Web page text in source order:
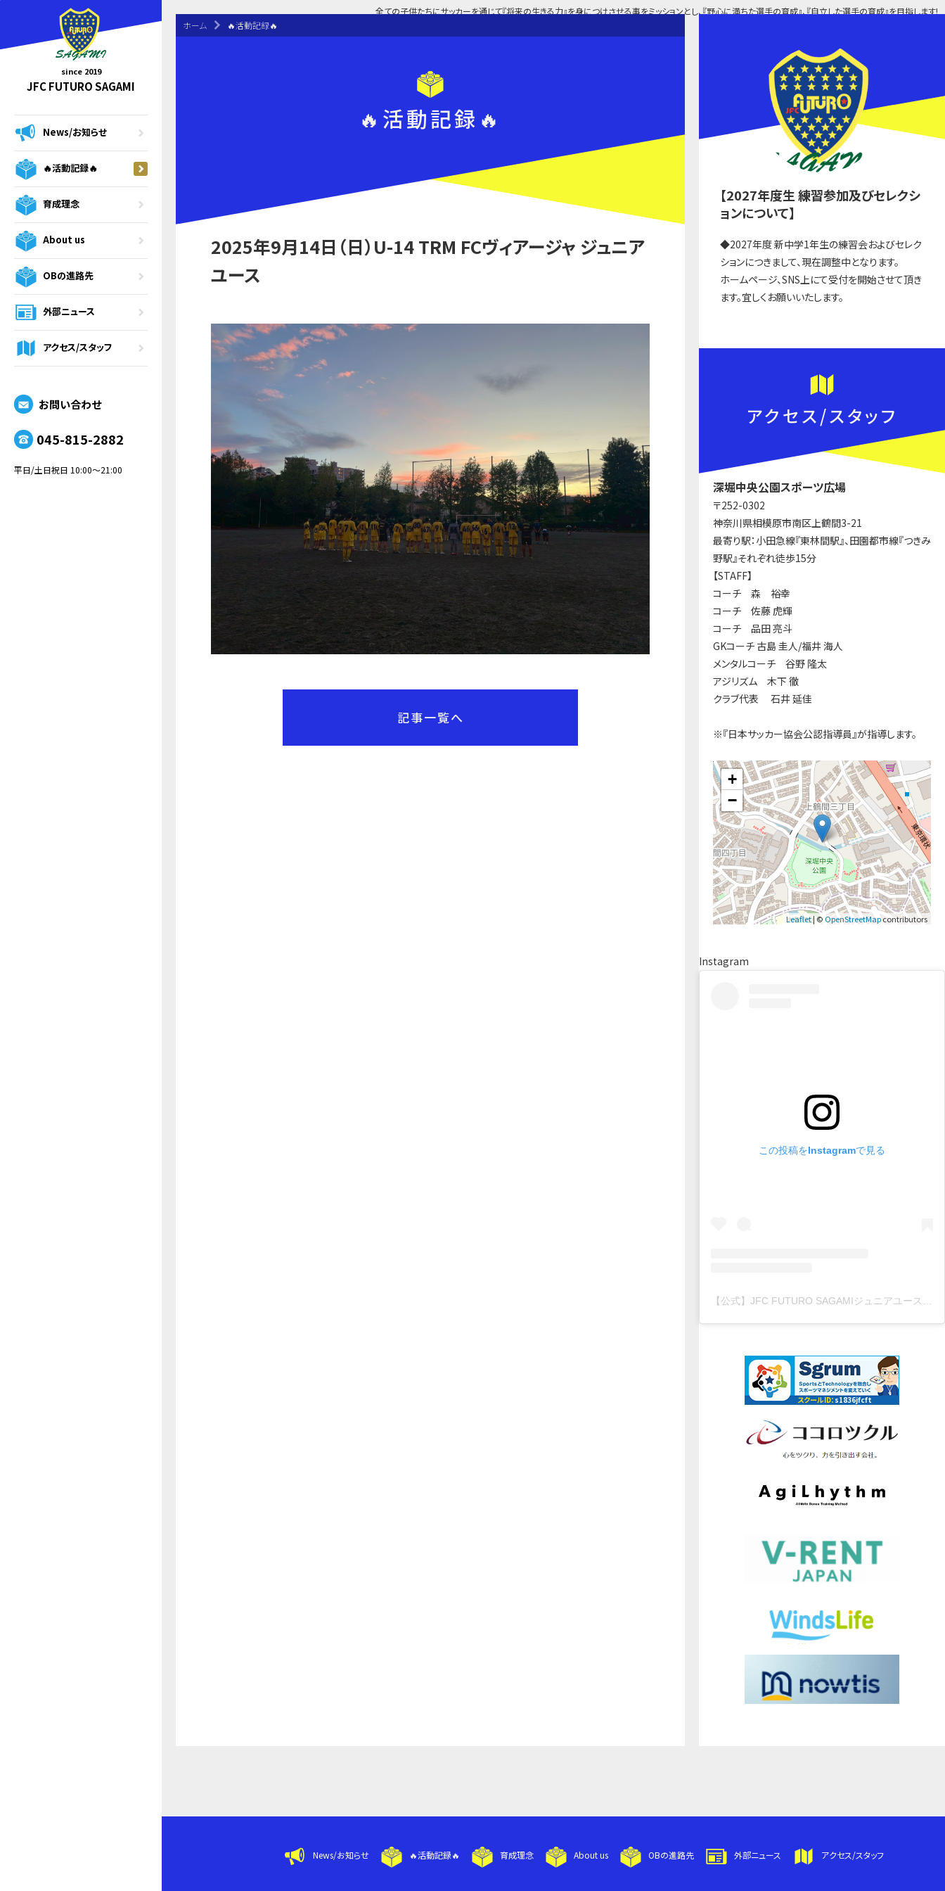
since 2019
JFC FUTURO SAGAMI
News/お知らせ
🔥活動記録🔥
育成理念
About us
OBの進路先
外部ニュース
アクセス/スタッフ
お問い合わせ
045-815-2882
平日/土日祝日 10:00～21:00
全ての子供たちにサッカーを通じて『将来の生きる力』を身につけさせる事をミッションとし、『野心に満ちた選手の育成』、『自立した選手の育成』を目指します!
🔥活動記録🔥
ホーム 🔥活動記録🔥
2025年9月14日（日）U-14 TRM FCヴィアージャ ジュニア
ユース
記事一覧へ
【2027年度生 練習参加及びセレクシ
ョンについて】
◆2027年度 新中学1年生の練習会およびセレク
ションにつきまして、現在調整中となります。
ホームページ、SNS上にて受付を開始させて頂き
ます。宜しくお願いいたします。
アクセス/スタッフ
深堀中央公園スポーツ広場
〒252-0302
神奈川県相模原市南区上鶴間3-21
最寄り駅：小田急線『東林間駅』、田園都市線『つきみ
野駅』それぞれ徒歩15分
【STAFF】
コーチ 森 裕幸
コーチ 佐藤 虎輝
コーチ 品田 亮斗
GKコーチ 古島 圭人/福井 海人
メンタルコーチ 谷野 隆太
アジリズム 木下 徹
クラブ代表 石井 延佳
※『日本サッカー協会公認指導員』が指導します。
+
−
Leaflet| © OpenStreetMapcontributors
Instagram
この投稿をInstagramで見る
スクールID：s1836jfcft
News/お知らせ 🔥活動記録🔥 育成理念 About us OBの進路先 外部ニュース アクセス/スタッフ